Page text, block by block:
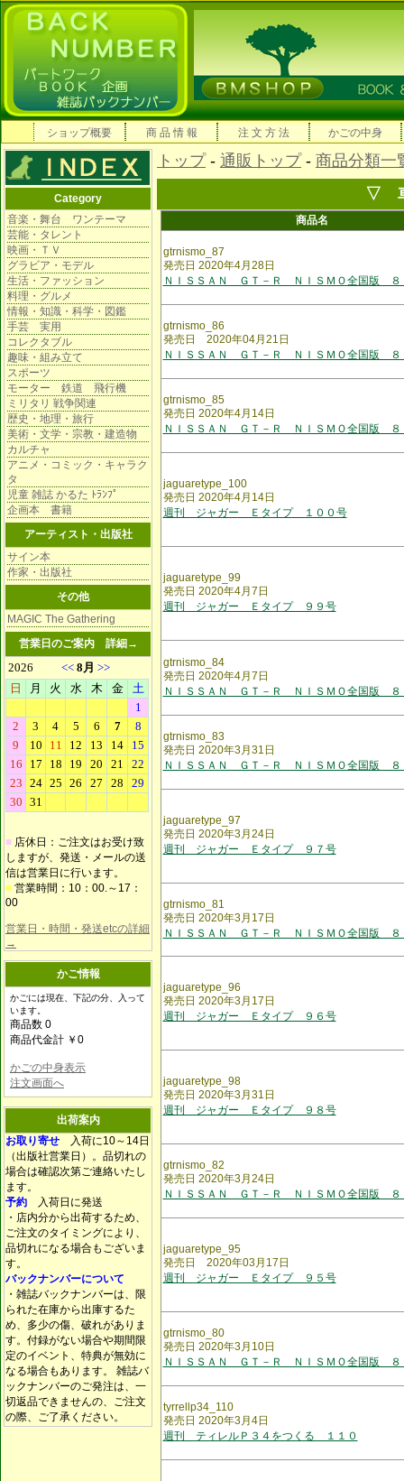
ショップ概要 商 品 情 報 注 文 方 法 かごの中身
Category
音楽・舞台 ワンテーマ
芸能・タレント
映画・ＴＶ
グラビア・モデル
生活・ファッション
料理・グルメ
情報・知識・科学・図鑑
手芸 実用
コレクタブル
趣味・組み立て
スポーツ
モーター 鉄道 飛行機
ミリタリ 戦争関連
歴史・地理・旅行
美術・文学・宗教・建造物
カルチャ
アニメ・コミック・キャラク
タ
児童 雑誌 かるた ﾄﾗﾝﾌﾟ
企画本 書籍
アーティスト・出版社
サイン本
作家・出版社
その他
MAGIC The Gathering
営業日のご案内 詳細→
■ 店休日：ご注文はお受け致
しますが、発送・メールの送
信は営業日に行います。
■ 営業時間：10：00.～17：
00
営業日・時間・発送etcの詳細
→
かご情報
かごには現在、下記の分、入って
います。
商品数 0
商品代金計 ￥0
かごの中身表示
注文画面へ
出荷案内
お取り寄せ 入荷に10～14日
（出版社営業日）。品切れの
場合は確認次第ご連絡いたし
ます。
予約 入荷日に発送
・店内分から出荷するため、
ご注文のタイミングにより、
品切れになる場合もございま
す。
バックナンバーについて
・雑誌バックナンバーは、限
られた在庫から出庫するた
め、多少の傷、破れがありま
す。付録がない場合や期間限
定のイベント、特典が無効に
なる場合もあります。 雑誌バ
ックナンバーのご発注は、一
切返品できませんの、ご注文
の際、ご了承ください。
トップ- 通販トップ- 商品分類一
▽
商品名
gtrnismo_87
発売日 2020年4月28日
ＮＩＳＳＡＮ ＧＴ－Ｒ ＮＩＳＭＯ全国版 ８
gtrnismo_86
発売日 2020年04月21日
ＮＩＳＳＡＮ ＧＴ－Ｒ ＮＩＳＭＯ全国版 ８
gtrnismo_85
発売日 2020年4月14日
ＮＩＳＳＡＮ ＧＴ－Ｒ ＮＩＳＭＯ全国版 ８
jaguaretype_100
発売日 2020年4月14日
週刊 ジャガー Ｅタイプ １００号
jaguaretype_99
発売日 2020年4月7日
週刊 ジャガー Ｅタイプ ９９号
gtrnismo_84
発売日 2020年4月7日
ＮＩＳＳＡＮ ＧＴ－Ｒ ＮＩＳＭＯ全国版 ８
gtrnismo_83
発売日 2020年3月31日
ＮＩＳＳＡＮ ＧＴ－Ｒ ＮＩＳＭＯ全国版 ８
jaguaretype_97
発売日 2020年3月24日
週刊 ジャガー Ｅタイプ ９７号
gtrnismo_81
発売日 2020年3月17日
ＮＩＳＳＡＮ ＧＴ－Ｒ ＮＩＳＭＯ全国版 ８
jaguaretype_96
発売日 2020年3月17日
週刊 ジャガー Ｅタイプ ９６号
jaguaretype_98
発売日 2020年3月31日
週刊 ジャガー Ｅタイプ ９８号
gtrnismo_82
発売日 2020年3月24日
ＮＩＳＳＡＮ ＧＴ－Ｒ ＮＩＳＭＯ全国版 ８
jaguaretype_95
発売日 2020年03月17日
週刊 ジャガー Ｅタイプ ９５号
gtrnismo_80
発売日 2020年3月10日
ＮＩＳＳＡＮ ＧＴ－Ｒ ＮＩＳＭＯ全国版 ８
tyrrellp34_110
発売日 2020年3月4日
週刊 ティレルＰ３４をつくる １１０